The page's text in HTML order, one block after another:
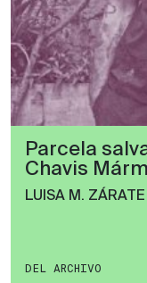
Parcela
Chavis
LUISA M. ZÁRATE
DEL ARCHIVO